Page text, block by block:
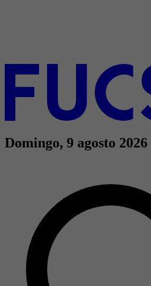
Domingo, 9 agosto 2026